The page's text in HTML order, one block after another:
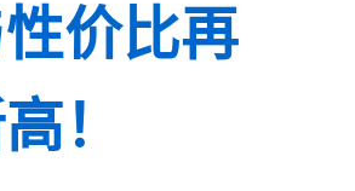
价比再
！